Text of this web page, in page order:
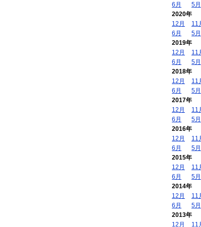
6月
5月
2020年
12月
11
6月
5月
2019年
12月
11
6月
5月
2018年
12月
11
6月
5月
2017年
12月
11
6月
5月
2016年
12月
11
6月
5月
2015年
12月
11
6月
5月
2014年
12月
11
6月
5月
2013年
12月
11